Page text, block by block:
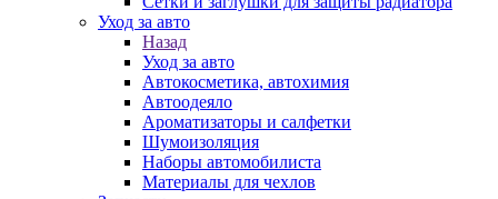
Уход за авто
Назад
Уход за авто
Автокосметика, автохимия
Автоодеяло
Ароматизаторы и салфетки
Шумоизоляция
Наборы автомобилиста
Материалы для чехлов